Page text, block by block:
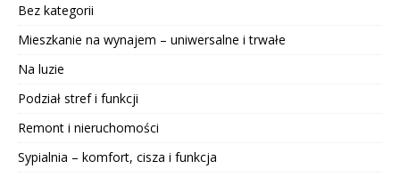
Bez kategorii
Mieszkanie na wynajem – uniwersalne i trwałe
Na luzie
Podział stref i funkcji
Remont i nieruchomości
Sypialnia – komfort, cisza i funkcja